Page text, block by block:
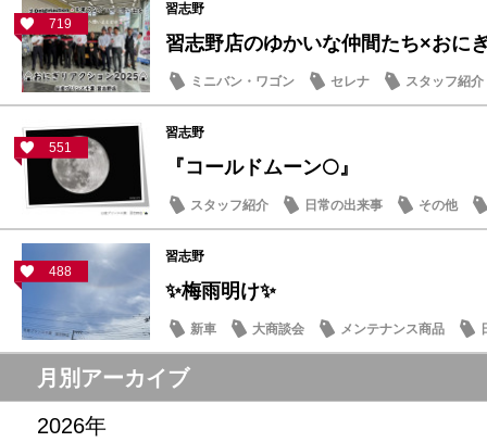
719
習志野
習志野店のゆかいな仲間たち×おに
ミニバン・ワゴン セレナ スタッフ紹介
551
習志野
『コールドムーン🌕』
スタッフ紹介 日常の出来事 その他
488
習志野
✨梅雨明け✨
新車 大商談会 メンテナンス商品
月別アーカイブ
2026年